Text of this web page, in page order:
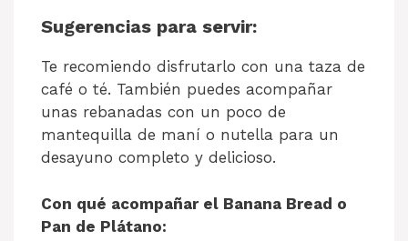
Sugerencias para servir:
Te recomiendo disfrutarlo con una taza de
café o té. También puedes acompañar
unas rebanadas con un poco de
mantequilla de maní o nutella para un
desayuno completo y delicioso.
Con qué acompañar el Banana Bread o
Pan de Plátano: